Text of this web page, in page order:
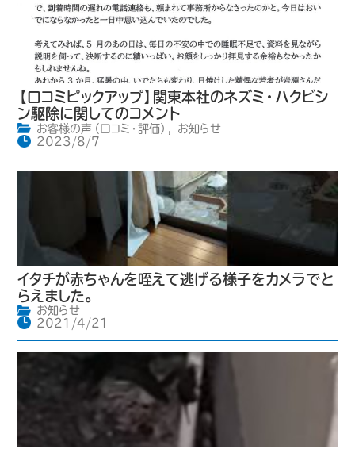
【口コミピックアップ】関東本社のネズミ・ハクビシ
ン駆除に関してのコメント
お客様の声（口コミ・評価）
お知らせ
2023/8/7
イタチが赤ちゃんを咥えて逃げる様子をカメラでと
らえました。
お知らせ
2021/4/21